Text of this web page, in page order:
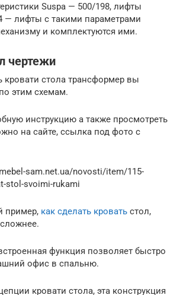
Suspa — 500/198, лифты
— лифты с такими параметрами
и комплектуются ими.
чертежи
стола трансформер вы
этим схемам.
инструкцию а также просмотреть
на сайте, ссылка под фото с
sam.net.ua/novosti/item/115-
stol-svoimi-rukami
пример, как сделать кровать стол,
функция позволяет быстро
офис в спальню.
кровати стола, эта конструкция